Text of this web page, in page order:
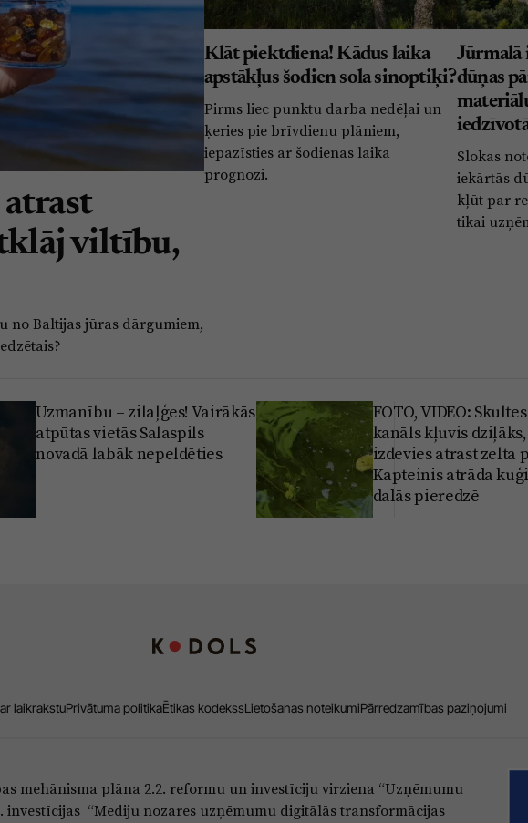
viltību,
no Baltijas jūras dārgumiem,
Klāt piektdiena! Kādus laika
apstākļus šodien sola sinoptiķi?
Pirms liec punktu darba nedēļai un
ķeries pie brīvdienu plāniem,
iepazīsties ar šodienas laika
prognozi.
Jūrmalā
dūņas
Slokas
iekārtās
kļūt par
tikai
Uzmanību – zilaļģes! Vairākās
atpūtas vietās Salaspils
novadā labāk nepeldēties
FOTO, VIDEO:
kanāls kļuvis
izdevies atrast zelta
Kapteinis atrāda
dalās pieredzē
laikrakstuPrivātuma politikaĒtikas kodekssLietošanas noteikumiPārredzamības paziņojumi
mehānisma plāna 2.2. reformu un investīciju virziena “Uzņēmumu
investīcijas “Mediju nozares uzņēmumu digitālās transformācijas